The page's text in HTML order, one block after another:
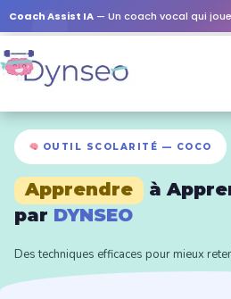
Coach Assist IA — Un coach vocal qui joue avec
OUTIL SCOLARITÉ — COCO
Apprendre
à
par DYNSEO
Des techniques efficaces pour mieux